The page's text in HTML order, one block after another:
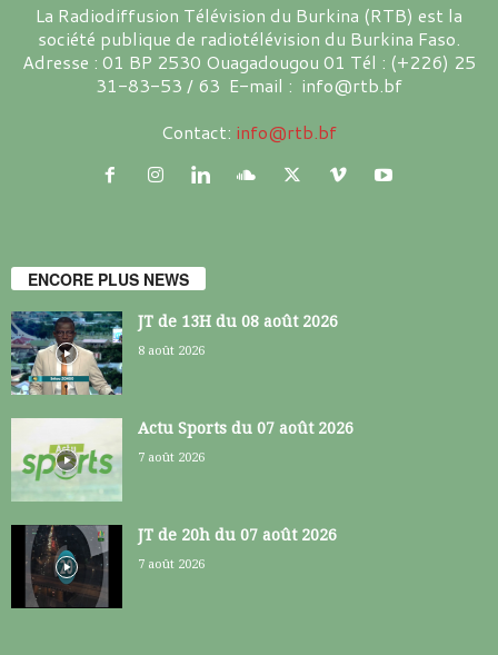
La Radiodiffusion Télévision du Burkina (RTB) est la
société publique de radiotélévision du Burkina Faso.
Adresse : 01 BP 2530 Ouagadougou 01 Tél : (+226) 25
31-83-53 / 63 E-mail : info@rtb.bf
Contact: info@rtb.bf
ENCORE PLUS NEWS
JT de 13H du 08 août 2026
8 août 2026
Actu Sports du 07 août 2026
7 août 2026
JT de 20h du 07 août 2026
7 août 2026